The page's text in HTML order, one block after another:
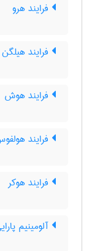
فرایند هرو
فرایند
فرایند هوش
فرایند
فرایند هوکر
آلومینیم